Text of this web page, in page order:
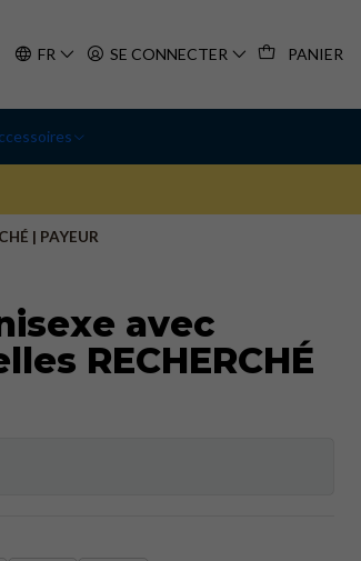
FR SE CONNECTER PANIER
| PAYEUR
avec
RECHERCHÉ